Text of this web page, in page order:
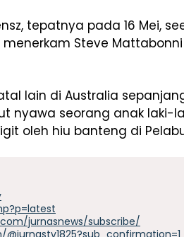
tepatnya pada 16 Mei,
Steve
lain di Australia
nyawa seorang anak laki-
oleh hiu banteng di
jurnasnews/subscribe/